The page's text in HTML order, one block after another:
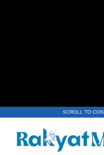
SCROLL TO